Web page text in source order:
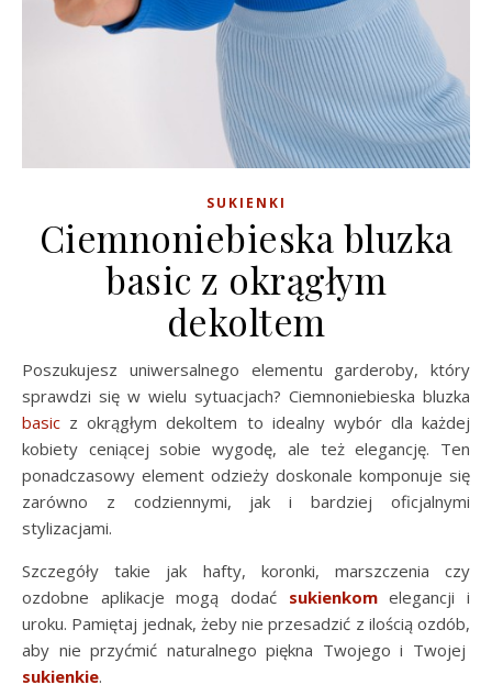
SUKIENKI
Ciemnoniebieska bluzka
basic z okrągłym
dekoltem
Poszukujesz uniwersalnego elementu garderoby, który
sprawdzi się w wielu sytuacjach? Ciemnoniebieska bluzka
basic z okrągłym dekoltem to idealny wybór dla każdej
kobiety ceniącej sobie wygodę, ale też elegancję. Ten
ponadczasowy element odzieży doskonale komponuje się
zarówno z codziennymi, jak i bardziej oficjalnymi
stylizacjami.
Szczegóły takie jak hafty, koronki, marszczenia czy
ozdobne aplikacje mogą dodać sukienkomelegancji i
uroku. Pamiętaj jednak, żeby nie przesadzić z ilością ozdób,
aby nie przyćmić naturalnego piękna Twojego i Twojej
sukienkie.